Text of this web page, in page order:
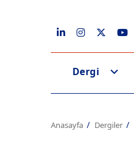
Dergi
Anasayfa Dergiler